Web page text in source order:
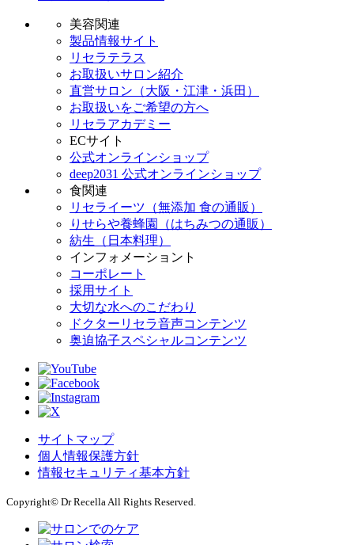
美容関連
製品情報サイト
リセラテラス
お取扱いサロン紹介
直営サロン（大阪・江津・浜田）
お取扱いをご希望の方へ
リセラアカデミー
ECサイト
公式オンラインショップ
deep2031 公式オンラインショップ
食関連
リセライーツ（無添加 食の通販）
りせらや養蜂園（はちみつの通販）
紡生（日本料理）
インフォメーショント
コーポレート
採用サイト
大切な水へのこだわり
ドクターリセラ音声コンテンツ
奥迫協子スペシャルコンテンツ
サイトマップ
個人情報保護方針
情報セキュリティ基本方針
Copyright© Dr Recella All Rights Reserved.